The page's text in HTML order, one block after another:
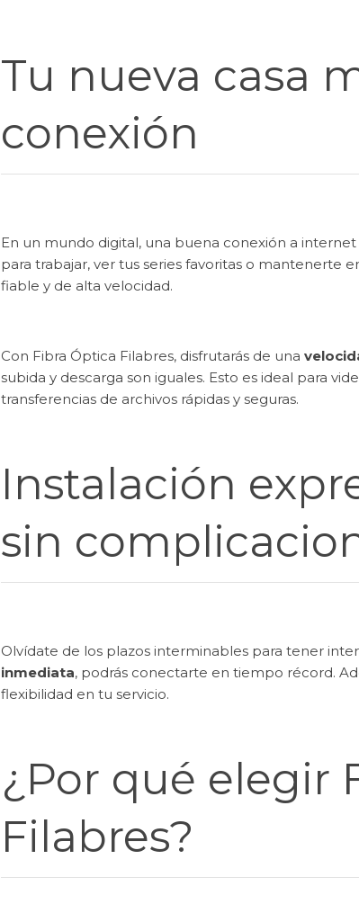
Tu nueva casa
conexión
En un mundo digital, una buena conexión a
para trabajar, ver tus series favoritas o mantenerte
fiable y de alta velocidad.
Con Fibra Óptica Filabres, disfrutarás de una
subida y descarga son iguales. Esto es ideal para
transferencias de archivos rápidas y seguras.
Instalación
sin
Olvídate de los plazos interminables para tener
inmediata, podrás conectarte en tiempo récord.
flexibilidad en tu servicio.
¿Por qué elegir
Filabres?